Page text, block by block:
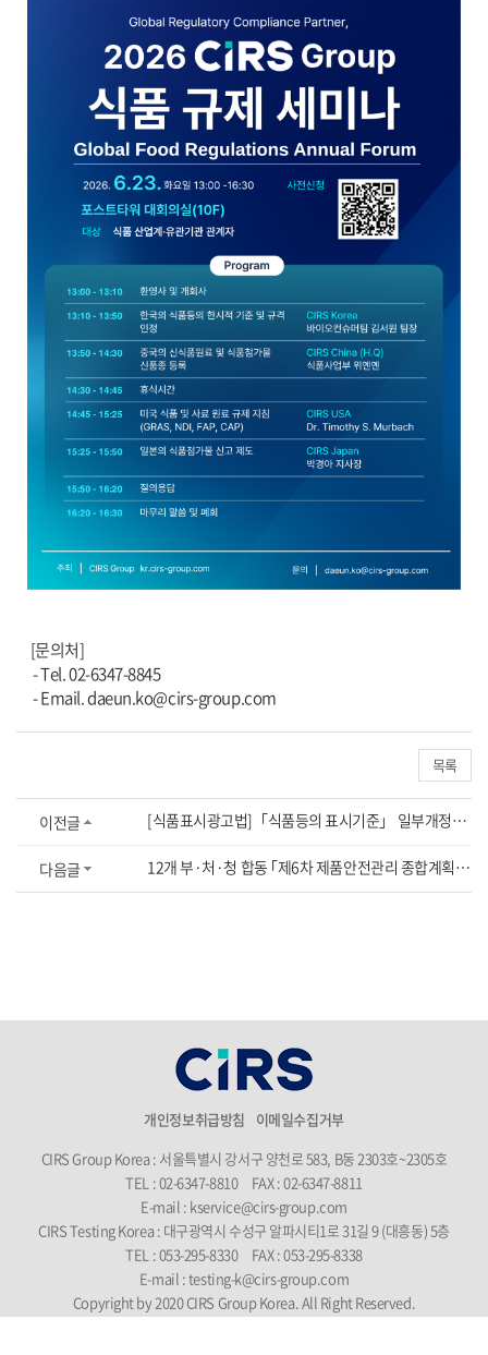
[문의처]
- Tel. 02-6347-8845
- Email. daeun.ko@cirs-group.com
목록
이전글 [식품표시광고법]「식품등의 표시기준」 일부개정고시(고시 제2026-37호, 26.5.12.)
다음글 12개 부·처·청 합동 ｢제6차 제품안전관리 종합계획｣ 발표
개인정보취급방침
이메일수집거부
CIRS Group Korea : 서울특별시 강서구 양천로 583, B동 2303호~2305호
TEL : 02-6347-8810
FAX : 02-6347-8811
E-mail : kservice@cirs-group.com
CIRS Testing Korea : 대구광역시 수성구 알파시티1로 31길 9 (대흥동) 5층
TEL : 053-295-8330
FAX : 053-295-8338
E-mail : testing-k@cirs-group.com
Copyright by 2020 CIRS Group Korea. All Right Reserved.